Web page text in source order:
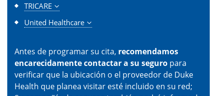
TRICARE
United Healthcare
Antes de programar su cita, recomendamos
encarecidamente contactar a su seguro para
verificar que la ubicación o el proveedor de Duke
Health que planea visitar esté incluido en su red;